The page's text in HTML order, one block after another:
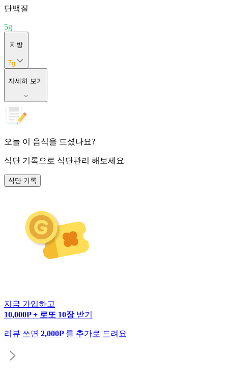
단백질
5g
지방
7g
자세히 보기
오늘 이 음식을 드셨나요?
식단 기록으로 식단관리 해보세요
식단 기록
지금 가입하고
10,000P + 로또 10장 받기
리뷰 쓰면 2,000P 를 추가로 드려요